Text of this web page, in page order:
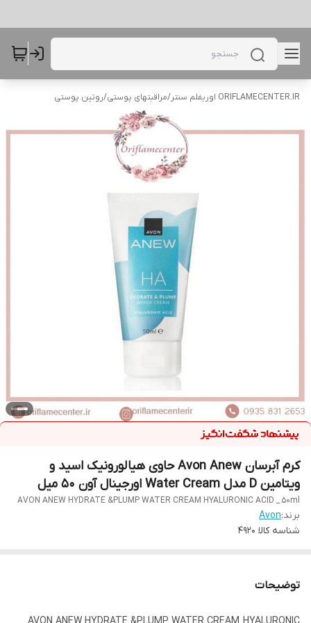
ORIFLAMECENTER.IR اوریفلم سنتر /مراقبتهای پوستی/روتین پوستی
کرم آبرسان Avon Anew حاوی هیالورونیک اسید و
ویتامین D مدل Water Cream اورجینال آون 50 میل
AVON ANEW HYDRATE &PLUMP WATER CREAM HYALURONIC ACID _ 50ml
برند:Avon
شناسه کالا 4920
توضیحات